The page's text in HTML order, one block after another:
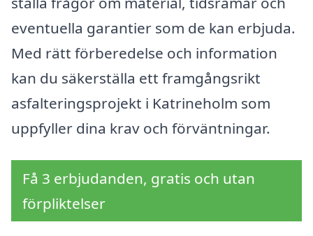
eventuella garantier som de kan erbjuda.
Med rätt förberedelse och information
kan du säkerställa ett framgångsrikt
asfalteringsprojekt i Katrineholm som
uppfyller dina krav och förväntningar.
Få 3 erbjudanden, gratis och utan
förpliktelser